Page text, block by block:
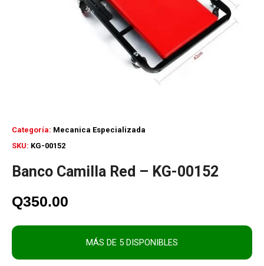
SKU: KG-00152
Categoría: Mecanica Especializada
Banco Camilla Red – KG-00152
Q350.00
MÁS DE 5 DISPONIBLES